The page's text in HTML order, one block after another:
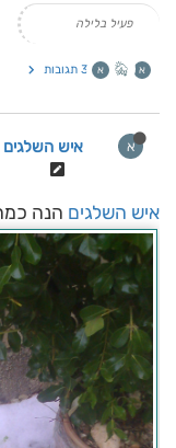
פעיל בלילה
א א 3 תגובות
א איש השלגים
איש השלגים הנה כמה